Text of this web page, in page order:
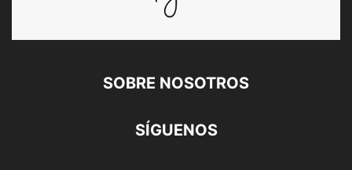
SOBRE NOSOTROS
SÍGUENOS